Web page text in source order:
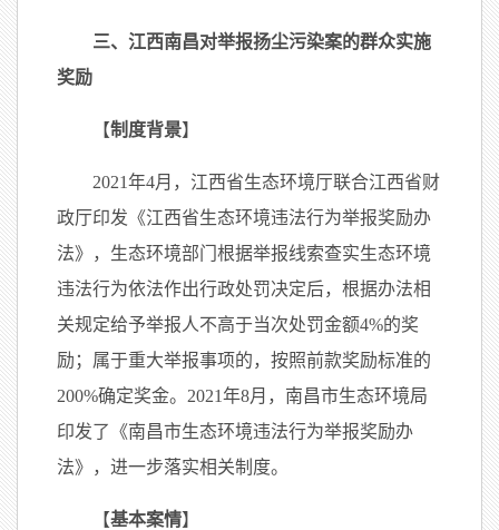
三、江西南昌对举报扬尘污染案的群众实施
奖励
【制度背景】
2021年4月，江西省生态环境厅联合江西省财
政厅印发《江西省生态环境违法行为举报奖励办
法》，生态环境部门根据举报线索查实生态环境
违法行为依法作出行政处罚决定后，根据办法相
关规定给予举报人不高于当次处罚金额4%的奖
励；属于重大举报事项的，按照前款奖励标准的
200%确定奖金。2021年8月，南昌市生态环境局
印发了《南昌市生态环境违法行为举报奖励办
法》，进一步落实相关制度。
【基本案情】